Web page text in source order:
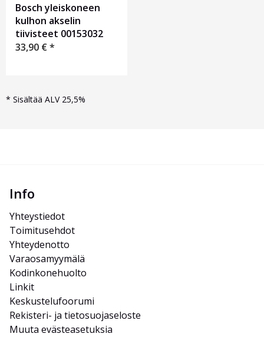
Bosch yleiskoneen
kulhon akselin
tiivisteet 00153032
33,90 €*
* Sisältää ALV 25,5%
Info
Yhteystiedot
Toimitusehdot
Yhteydenotto
Varaosamyymälä
Kodinkonehuolto
Linkit
Keskustelufoorumi
Rekisteri- ja tietosuojaseloste
Muuta evästeasetuksia